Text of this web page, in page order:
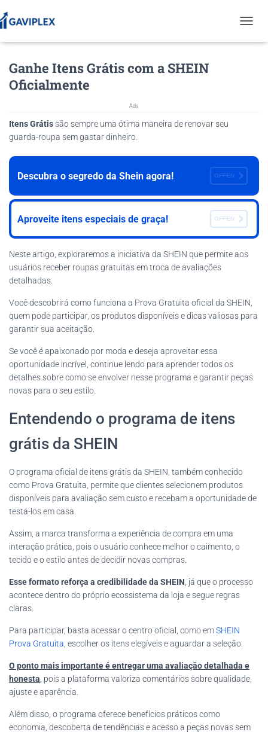
O
A
T
N
Ganhe Itens Grátis com a SHEIN
Oficialmente
Ads
Itens Grátissão sempre uma ótima maneira de renovar seu
guarda-roupa sem gastar dinheiro.
Descubra o segredo da Shein agora! OFFEN
Aproveite itens especiais de graça! OFFEN
Neste artigo, exploraremos a iniciativa da SHEIN que permite aos
usuários receber roupas gratuitas em troca de avaliações
detalhadas.
Você descobrirá como funciona a Prova Gratuita oficial da SHEIN,
quem pode participar, os produtos disponíveis e dicas valiosas para
garantir sua aceitação.
Se você é apaixonado por moda e deseja aproveitar essa
oportunidade incrível, continue lendo para aprender todos os
detalhes sobre como se envolver nesse programa e garantir peças
novas para o seu estilo.
Entendendo o programa de itens
grátis da SHEIN
O programa oficial de itens grátis da SHEIN, também conhecido
como Prova Gratuita, permite que clientes selecionem produtos
disponíveis para avaliação sem custo e recebam a oportunidade de
testá-los em casa.
Assim, a marca transforma a experiência de compra em uma
interação prática, pois o usuário conhece melhor o caimento, o
tecido e o estilo antes de decidir novas compras.
Esse formato reforça a credibilidade da SHEIN , já que o processo
acontece dentro do próprio ecossistema da loja e segue regras
claras.
Para participar, basta acessar o centro oficial, como emSHEIN
Prova Gratuita , escolher os itens elegíveis e aguardar a seleção.
O ponto mais importante é entregar uma avaliação detalhada e
honesta , pois a plataforma valoriza comentários sobre qualidade,
ajuste e aparência.
Além disso, o programa oferece benefícios práticos como
economia, descoberta de tendências e acesso a peças novas sem